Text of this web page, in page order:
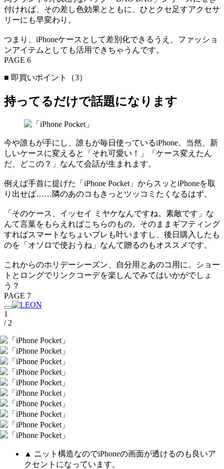
付ければ、その差し色効果とともに、ひとクセ足すアクセサ
リーにも早変わり。
つまり、iPhoneケースとして差別化できるうえ、ファッショ
ンアイテムとしても活用できちゃうんです。
PAGE 6
■ 即買いポイント（3）
持ってるだけで話題になります
今や誰もが手にし、誰もが毎日使っているiPhone。当然、新
しいケースに変えると「それ可愛い！」「ケース変えたん
だ、どこの？」なんて会話が生まれます。
例えば手首に提げた「iPhone Pocket」からスッとiPhoneを取
り出せば……隣のあのコもきっとツッコミたくなるはず。
「そのケース、イッセイ ミヤケなんですね。素敵です」な
んて言葉をもらえればこちらのもの。そのままギフティング
すればスマートなちょいプレも叶いますし、後日購入したも
のを「オソロで使おうね」なんて贈るのもオススメです。
これからのホリデーシーズン、自分用とあのコ用に。ショー
トとロングでリンクコーデを楽しんでみてはいかがでしょ
う？
PAGE 7
1
/ 2
▲ ニット構造なのでiPhoneの画面が透けるのも良いア
クセントになっています。